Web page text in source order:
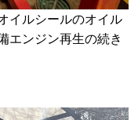
イルシールのオイル
エンジン再生の続き